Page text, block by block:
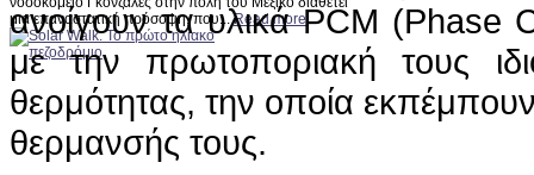
μια επαναστατική πρόσοψη, που...Read more
ανοίγουν τα υλικά PCM
με την πρωτοποριακή τους
θερμότητας, την οποία
θερμανσής τους.